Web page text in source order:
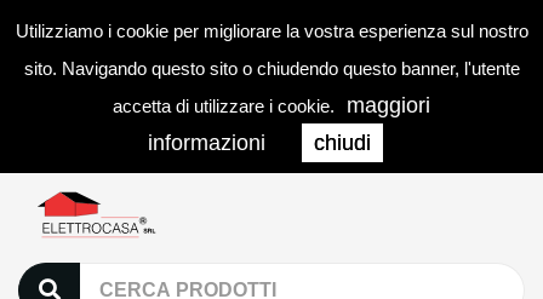
Utilizziamo i cookie per migliorare la vostra esperienza sul nostro
sito. Navigando questo sito o chiudendo questo banner, l'utente
accetta di utilizzare i cookie.
maggiori
informazioni
chiudi
0